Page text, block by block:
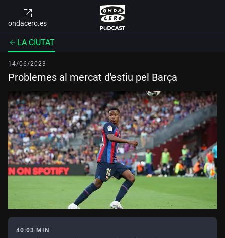
ondacero.es
LA CIUTAT
14/06/2023
Problemes al mercat d'estiu pel Barça
40:03 MIN